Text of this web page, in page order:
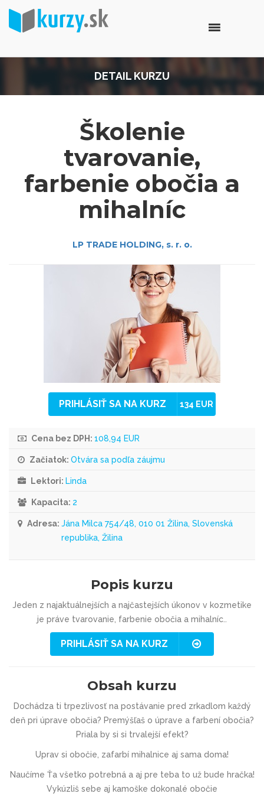
DETAIL KURZU
Školenie
tvarovanie,
farbenie obočia a
mihalníc
LP TRADE HOLDING, s. r. o.
PRIHLÁSIŤ SA NA KURZ 134 EUR
Cena bez DPH: 108,94 EUR
Začiatok: Otvára sa podľa záujmu
Lektori: Linda
Kapacita: 2
Adresa: Jána Milca 754/48, 010 01 Žilina, Slovenská
republika, Žilina
Popis kurzu
Jeden z najaktuálnejších a najčastejších úkonov v kozmetike
je práve tvarovanie, farbenie obočia a mihalníc..
PRIHLÁSIŤ SA NA KURZ
Obsah kurzu
Dochádza ti trpezlivosť na postávanie pred zrkadlom každý
deň pri úprave obočia? Premýšľaš o úprave a farbení obočia?
Priala by si si trvalejší efekt?
Uprav si obočie, zafarbí mihalnice aj sama doma!
Naučíme Ťa všetko potrebná a aj pre teba to už bude hračka!
Vykúzliš sebe aj kamoške dokonalé obočie